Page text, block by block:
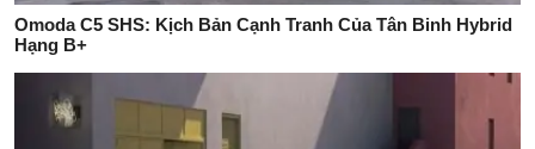
Omoda C5 SHS: Kịch Bản Cạnh Tranh Của Tân Binh Hybrid
Hạng B+